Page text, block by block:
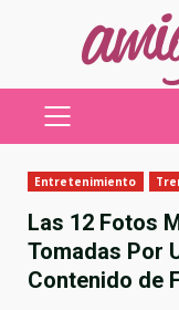
MENÚ
Entretenimiento
Las 12 Fotos
Tomadas Por
Contenido de